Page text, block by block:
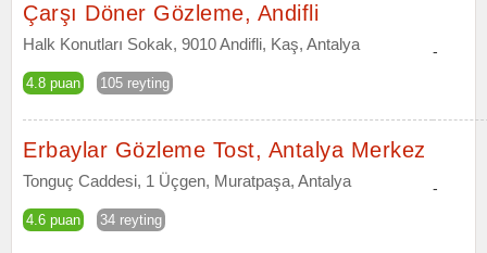
Çarşı Döner Gözleme, Andifli
Halk Konutları Sokak, 9010 Andifli, Kaş, Antalya
4.8 puan 105 reyting
-
Erbaylar Gözleme Tost, Antalya Merkez
Tonguç Caddesi, 1 Üçgen, Muratpaşa, Antalya
4.6 puan 34 reyting
-